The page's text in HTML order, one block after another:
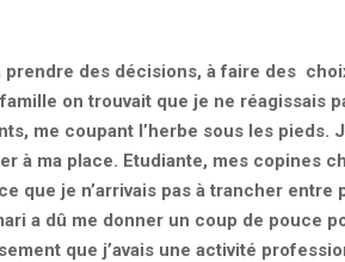
prendre des décisions, à faire des
on trouvait que je ne réagissais
me coupant l’herbe sous les pieds.
à ma place. Etudiante, mes copines
que je n’arrivais pas à trancher entre
a dû me donner un coup de pouce
que j’avais une activité